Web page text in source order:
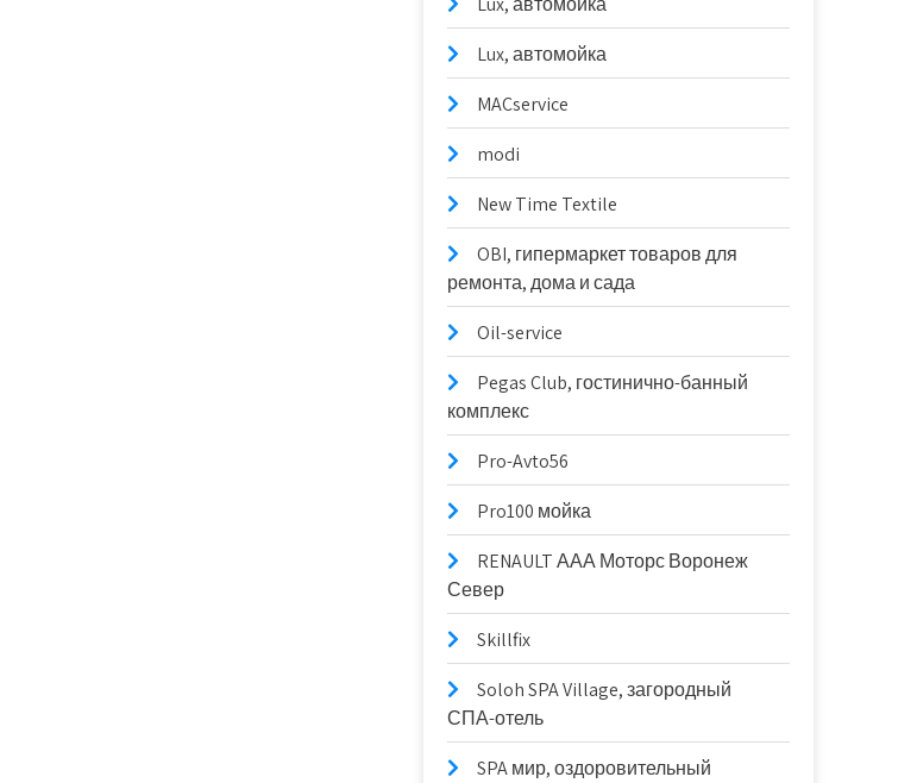
Lux, автомойка
MACservice
modi
New Time Textile
OBI, гипермаркет товаров для
ремонта, дома и сада
Oil-service
Pegas Club, гостинично-банный
комплекс
Pro-Avto56
Pro100 мойка
RENAULT ААА Моторс Воронеж
Север
Skillfix
Soloh SPA Village, загородный
СПА-отель
SPA мир, оздоровительный